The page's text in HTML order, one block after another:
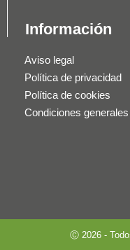
Información
Aviso legal
Política de privacidad
Política de cookies
Condiciones generales
Ⓒ 2026 -